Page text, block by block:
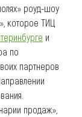
роуд-шоу
которое ТИЦ
и
по
партнеров
продаж»,